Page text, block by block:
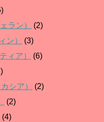
ラン）
(2)
ン）
(3)
ィア）
(6)
シア）
(2)
(2)
(4)